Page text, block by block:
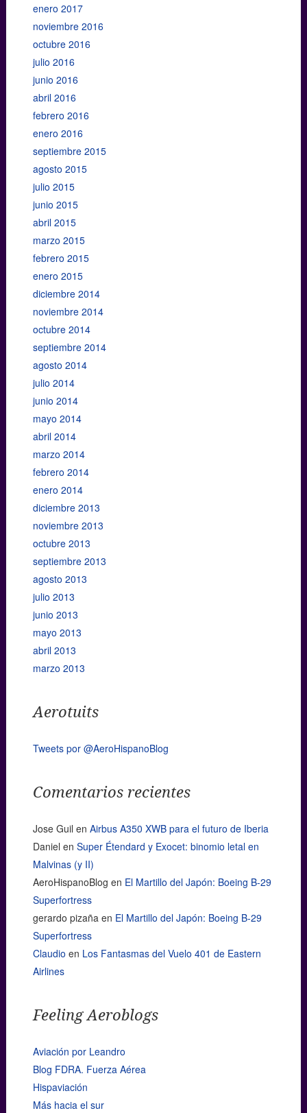
enero 2017
noviembre 2016
octubre 2016
julio 2016
junio 2016
abril 2016
febrero 2016
enero 2016
septiembre 2015
agosto 2015
julio 2015
junio 2015
abril 2015
marzo 2015
febrero 2015
enero 2015
diciembre 2014
noviembre 2014
octubre 2014
septiembre 2014
agosto 2014
julio 2014
junio 2014
mayo 2014
abril 2014
marzo 2014
febrero 2014
enero 2014
diciembre 2013
noviembre 2013
octubre 2013
septiembre 2013
agosto 2013
julio 2013
junio 2013
mayo 2013
abril 2013
marzo 2013
Aerotuits
Tweets por @AeroHispanoBlog
Comentarios recientes
Jose Guil en Airbus A350 XWB para el futuro de Iberia
Daniel en Super Étendard y Exocet: binomio letal en
Malvinas (y II)
AeroHispanoBlog en El Martillo del Japón: Boeing B-29
Superfortress
gerardo pizaña en El Martillo del Japón: Boeing B-29
Superfortress
Claudio en Los Fantasmas del Vuelo 401 de Eastern
Airlines
Feeling Aeroblogs
Aviación por Leandro
Blog FDRA. Fuerza Aérea
Hispaviación
Más hacia el sur